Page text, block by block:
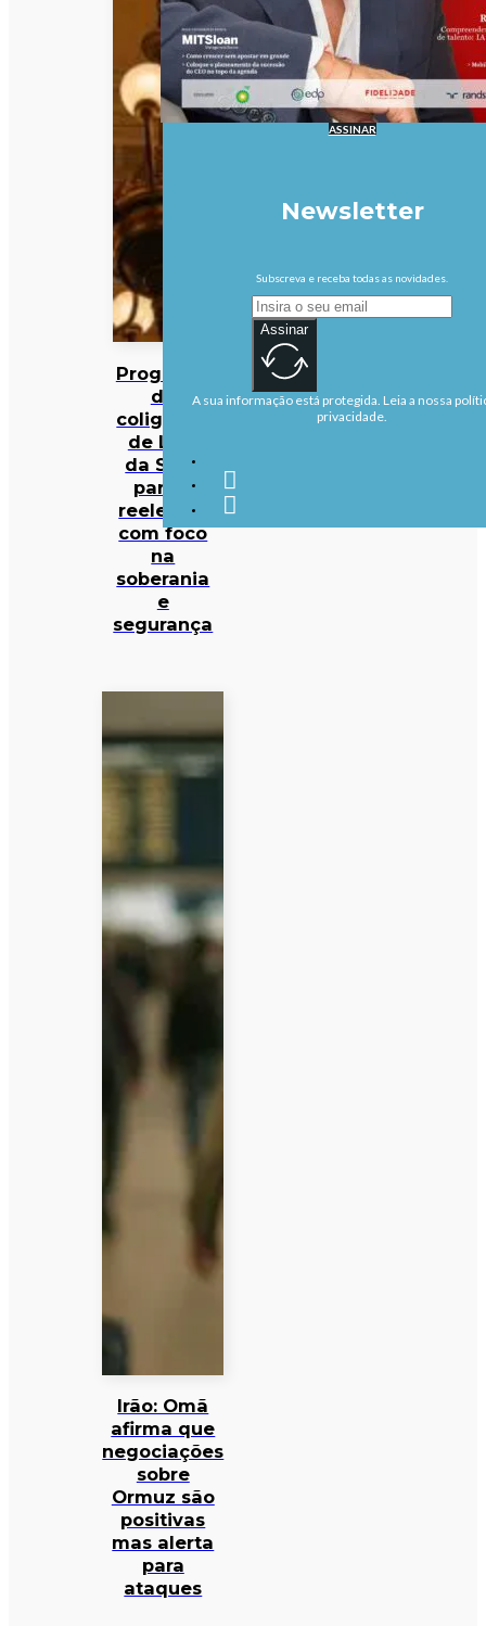
Programa
da
coligação
de Lula
da Silva
para a
reeleição
com foco
na
soberania
e
segurança
Irão: Omã
afirma que
negociações
sobre
Ormuz são
positivas
mas alerta
para
ataques
ASSINAR
Newsletter
Subscreva e receba todas as novidades.
Assinar
A sua informação está protegida. Leia a nossa
privacidade.